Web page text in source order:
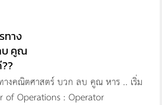
ทาง
บ คูณ
างคณิตศาสตร์ บวก ลบ คูณ หาร .. เริ่ม
of Operations : Operator